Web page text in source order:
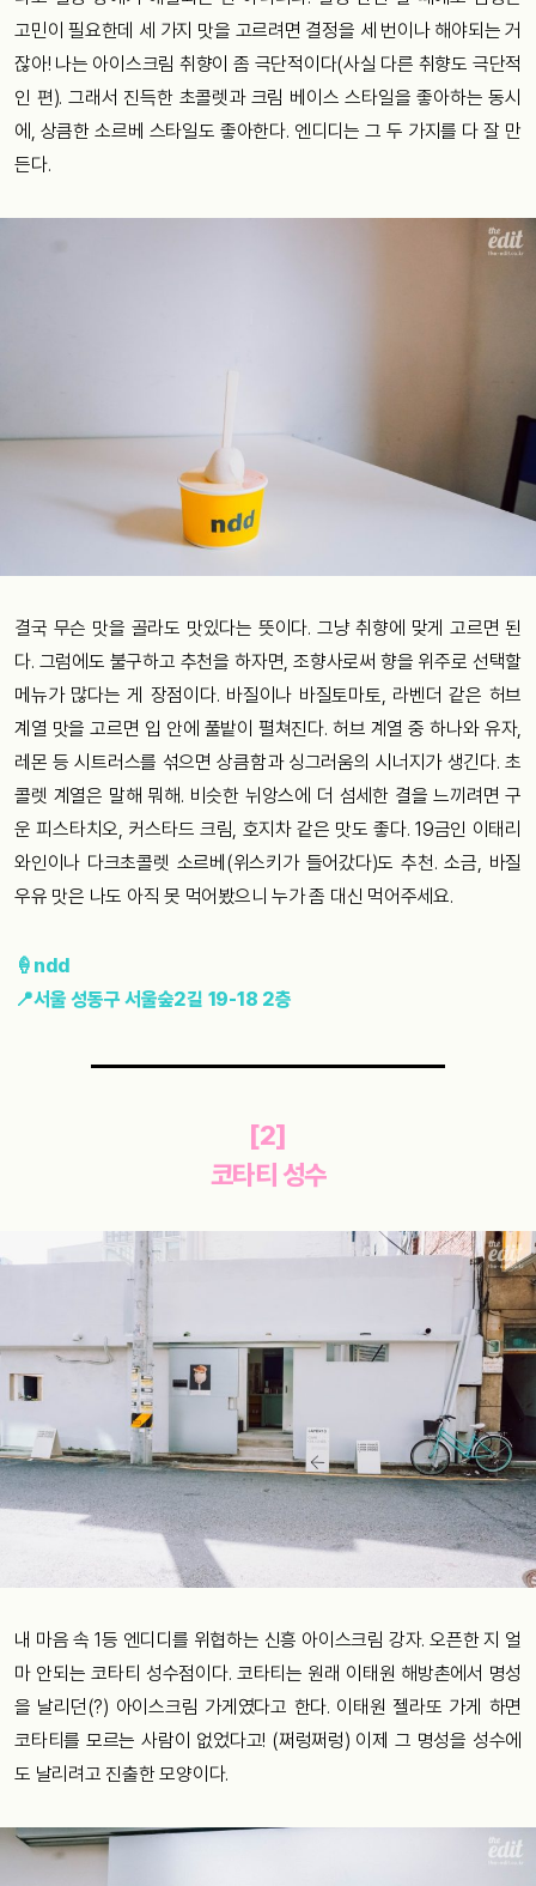
고민이 필요한데 세 가지 맛을 고르려면 결정을 세 번이나 해야되는 거
잖아! 나는 아이스크림 취향이 좀 극단적이다(사실 다른 취향도 극단적
인 편). 그래서 진득한 초콜렛과 크림 베이스 스타일을 좋아하는 동시
에, 상큼한 소르베 스타일도 좋아한다. 엔디디는 그 두 가지를 다 잘 만
든다.
결국 무슨 맛을 골라도 맛있다는 뜻이다. 그냥 취향에 맞게 고르면 된
다. 그럼에도 불구하고 추천을 하자면, 조향사로써 향을 위주로 선택할
메뉴가 많다는 게 장점이다. 바질이나 바질토마토, 라벤더 같은 허브
계열 맛을 고르면 입 안에 풀밭이 펼쳐진다. 허브 계열 중 하나와 유자,
레몬 등 시트러스를 섞으면 상큼함과 싱그러움의 시너지가 생긴다. 초
콜렛 계열은 말해 뭐해. 비슷한 뉘앙스에 더 섬세한 결을 느끼려면 구
운 피스타치오, 커스타드 크림, 호지차 같은 맛도 좋다. 19금인 이태리
와인이나 다크초콜렛 소르베(위스키가 들어갔다)도 추천. 소금, 바질
우유 맛은 나도 아직 못 먹어봤으니 누가 좀 대신 먹어주세요.
🍦ndd
📍서울 성동구 서울숲2길 19-18 2층
[2]
코타티 성수
내 마음 속 1등 엔디디를 위협하는 신흥 아이스크림 강자. 오픈한 지 얼
마 안되는 코타티 성수점이다. 코타티는 원래 이태원 해방촌에서 명성
을 날리던(?) 아이스크림 가게였다고 한다. 이태원 젤라또 가게 하면
코타티를 모르는 사람이 없었다고! (쩌렁쩌렁) 이제 그 명성을 성수에
도 날리려고 진출한 모양이다.